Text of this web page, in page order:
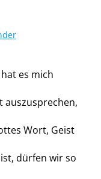
es mich
auszusprechen,
Wort, Geist
dürfen wir so